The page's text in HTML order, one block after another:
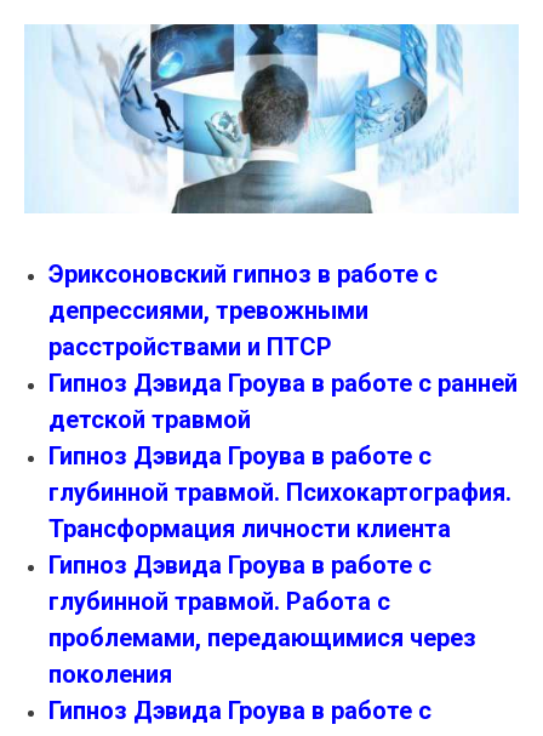
Эриксоновский гипноз в работе с
депрессиями, тревожными
расстройствами и ПТСР
Гипноз Дэвида Гроува в работе с ранней
детской травмой
Гипноз Дэвида Гроува в работе с
глубинной травмой. Психокартография.
Трансформация личности клиента
Гипноз Дэвида Гроува в работе с
глубинной травмой. Работа с
проблемами, передающимися через
поколения
Гипноз Дэвида Гроува в работе с